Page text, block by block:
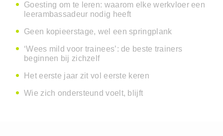
Goesting om te leren: waarom elke werkvloer een
leerambassadeur nodig heeft
Geen kopieerstage, wel een springplank
‘Wees mild voor trainees’: de beste trainers
beginnen bij zichzelf
Het eerste jaar zit vol eerste keren
Wie zich ondersteund voelt, blijft